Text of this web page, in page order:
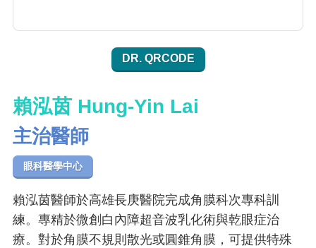
DR. QRCODE
賴泓茵 Hung-Yin Lai
主治醫師
眼科醫學中心
賴泓茵醫師於高雄長庚醫院完成角膜科次專科訓
練。專精於微創白內障超音波乳化術與乾眼症治
療。對於角膜不規則散光或圓錐角膜，可提供特殊